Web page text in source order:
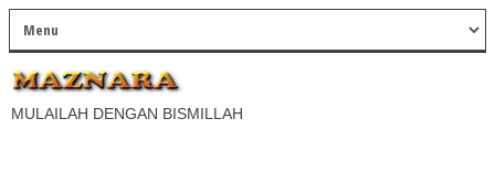
MULAILAH DENGAN BISMILLAH